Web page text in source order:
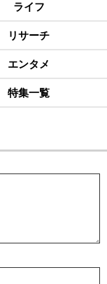
ライフ
リサーチ
エンタメ
特集一覧